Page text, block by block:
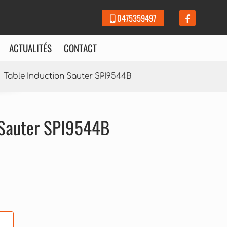
0475359497
ACTUALITÉS CONTACT
Table Induction Sauter SPI9544B
SPI9544B